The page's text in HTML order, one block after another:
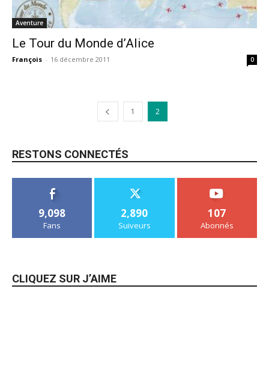
Aventure
Le Tour du Monde d’Alice
François - 16 décembre 2011 0
1 2
RESTONS CONNECTÉS
9,098
Fans
2,890
Suiveurs
107
Abonnés
CLIQUEZ SUR J’AIME